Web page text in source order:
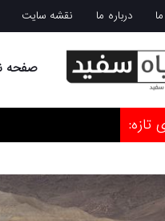
درباره ما نقشه سایت
صفحه
تازه: